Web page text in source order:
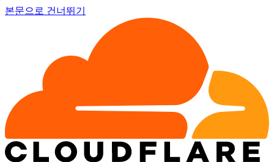
본문으로 건너뛰기